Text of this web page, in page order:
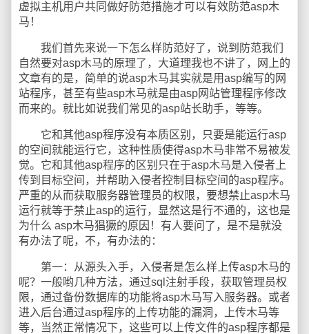
虚拟主机用户共同做好防范措施才可以有效防范asp木
马！
我们首先来说一下怎么样防范好了，说到防范我们
自然要对asp木马的原理了，大道理我也不讲了，网上的
文章有的是，简单的说asp木马其实就是用asp编写的网
站程序，甚至有些asp木马就是由asp网站管理程序修改
而来的。就比如说我们常见的asp站长助手，等等。
它和其他asp程序没有本质区别，只要是能运行asp
的空间就能运行它，这种性质使得asp木马非常不易被发
觉。它和其他asp程序的区别只在于asp木马是入侵者上
传到目标空间，并帮助入侵者控制目标空间的asp程序。
严重的从而获取服务器管理员的权限，要想禁止asp木马
运行就等于禁止asp的运行，显然这是行不通的，这也是
为什么 asp木马猖獗的原因！有人要问了，是不是就没
有办法了呢，不，有办法的：
第一：从源头入手，入侵者是怎么样上传asp木马的
呢？一般哟几种方法，通过sql注射手段，获取管理员权
限，通过备份数据库的功能将asp木马写入服务器。或者
进入后台通过asp程序的上传功能的漏洞，上传木马等
等，当然正常情况下，这些可以上传文件的asp程序都是